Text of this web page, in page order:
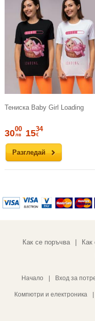
Тениска Baby Girl Loading
Разгледай
3000
лв 1534
€
Как се поръчва Как
Начало | Вход за
Компютри и електроника |